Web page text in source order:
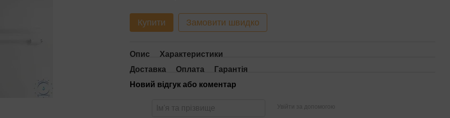
Купити Замовити швидко
Опис
Характеристики
Доставка
Оплата
Гарантія
Новий відгук або коментар
Увійти за допомогою